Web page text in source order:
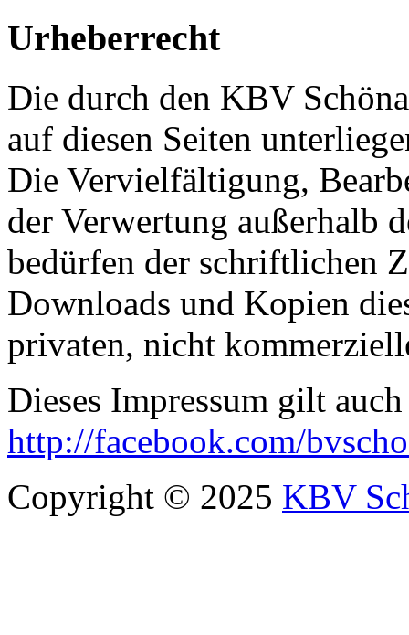
Urheberrecht
Die durch den KBV
auf diesen Seiten
Die Vervielfältigung,
der Verwertung außerhalb
bedürfen der schriftlichen
Downloads und Kopien
privaten, nicht
Dieses Impressum gilt
http://facebook.com/
Copyright © 2025 KBV